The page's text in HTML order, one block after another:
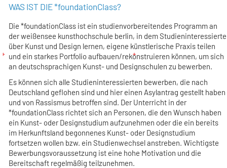
WAS IST DIE *foundationClass?
Die *foundationClass ist ein studienvorbereitendes Programm an
der weißensee kunsthochschule berlin, in dem Studieninteressierte
über Kunst und Design lernen, eigene künstlerische Praxis teilen
und ein starkes Portfolio aufbauen/rekonstruieren können, um sich
an deutschsprachigen Kunst- und Designschulen zu bewerben.
Es können sich alle Studieninteressierten bewerben, die nach
Deutschland geflohen sind und hier einen Asylantrag gestellt haben
und von Rassismus betroffen sind. Der Unterricht in der
*foundationClass richtet sich an Personen, die den Wunsch haben
ein Kunst- oder Designstudium aufzunehmen oder die ein bereits
im Herkunftsland begonnenes Kunst- oder Designstudium
fortsetzen wollen bzw. ein Studienwechsel anstreben. Wichtigste
Bewerbungsvoraussetzung ist eine hohe Motivation und die
Bereitschaft regelmäßig teilzunehmen.